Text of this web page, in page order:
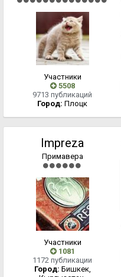
Участники
5508
9713 публикаций
Город: Плоцк
Impreza
Примавера
Участники
1081
1172 публикации
Город: Бишкек,